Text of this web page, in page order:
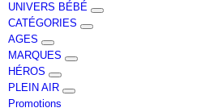
UNIVERS BÉBÉ
CATÉGORIES
AGES
MARQUES
HÉROS
PLEIN AIR
Promotions